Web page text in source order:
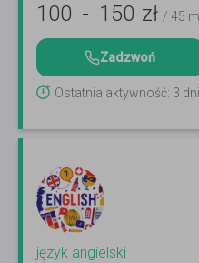
100 - 150 zł / 45
Zadzwoń
Ostatnia aktywność: 3
język angielski